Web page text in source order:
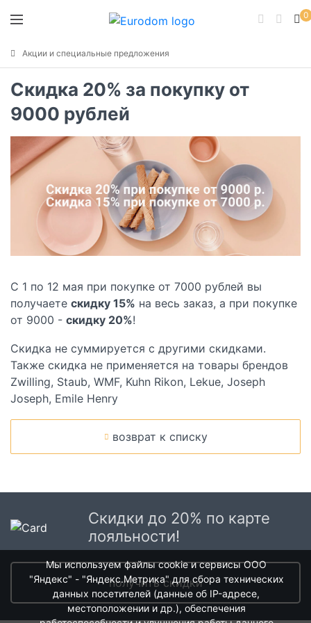
0
Акции и специальные предложения
Скидка 20% за покупку от
9000 рублей
C 1 по 12 мая при покупке от 7000 рублей вы
получаете скидку 15% на весь заказ, а при покупке
от 9000 - скидку 20%!
Скидка не суммируется с другими скидками.
Также скидка не применяется на товары брендов
Zwilling, Staub, WMF, Kuhn Rikon, Lekue, Joseph
Joseph, Emile Henry
возврат к списку
Скидки до 20% по карте
лояльности!
получить скидки
Мы используем файлы cookie и сервисы ООО
"Яндекс" - "Яндекс.Метрика" для сбора технических
данных посетителей (данные об IP-адресе,
местоположении и др.), обеспечения